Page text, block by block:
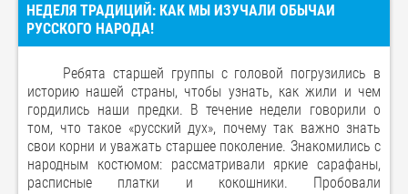
НЕДЕЛЯ ТРАДИЦИЙ: КАК МЫ ИЗУЧАЛИ ОБЫЧАИ
РУССКОГО НАРОДА!
Ребята старшей группы с головой погрузились в
историю нашей страны, чтобы узнать, как жили и чем
гордились наши предки. В течение недели говорили о
том, что такое «русский дух», почему так важно знать
свои корни и уважать старшее поколение. Знакомились с
народным костюмом: рассматривали яркие сарафаны,
расписные платки и кокошники. Пробовали